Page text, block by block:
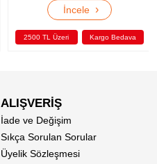
İncele ›
2500 TL Üzeri Kargo Bedava
ALIŞVERİŞ
İade ve Değişim
Sıkça Sorulan Sorular
Üyelik Sözleşmesi